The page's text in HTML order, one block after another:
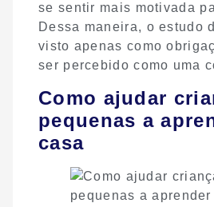
se sentir mais motivada
Dessa maneira, o estudo
visto apenas como
ser percebido como uma
Como ajudar
pequenas a
casa